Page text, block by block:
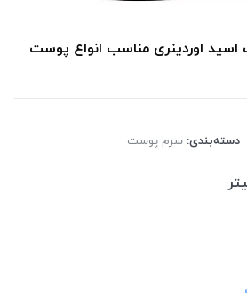
اسید اوردینری مناسب انواع پوست
دسته‌بندی: سرم پوست